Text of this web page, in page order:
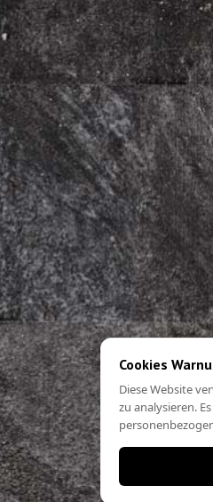
Cookies
Diese Website
zu analysieren.